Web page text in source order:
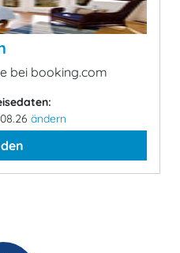
bei booking.com
ändern